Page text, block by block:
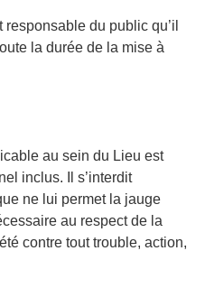
du public qu’il
la durée de la mise à
au sein du Lieu est
inclus. Il s’interdit
ne lui permet la jauge
au respect de la
contre tout trouble, action,